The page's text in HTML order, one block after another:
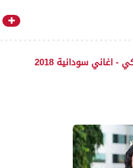
سودانية 2018